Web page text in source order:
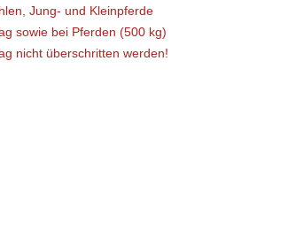
Jung- und Kleinpferde
sowie bei Pferden (500 kg)
nicht überschritten werden!